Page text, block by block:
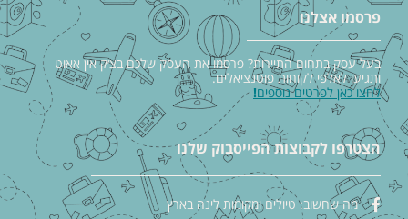
פרסמו אצלנו
בעל עסק בתחום התיירות? פרסמו את העסק שלכם בצ׳ק אין אאוט
ותגיעו לאלפי לקוחות פוטנציאלים.
לחצו כאן לפרטים נוספים!
הצטרפו לקבוצות הפייסבוק שלנו
מה שחשוב: טיולים ומקומות לינה בארץ